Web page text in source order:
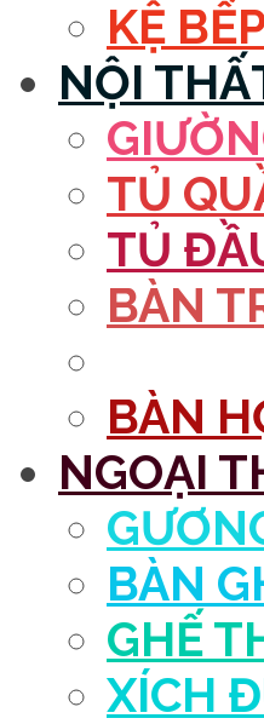
KỆ
NỘI
TỦ
TỦ
BÀN
BÀN
NGOẠI
BÀN
GHẾ
XÍCH